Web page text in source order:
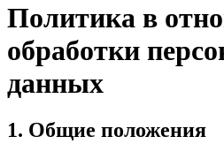
Политика в
обработки
данных
1. Общие положения